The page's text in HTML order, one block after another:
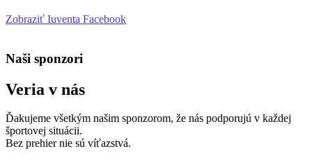
Zobraziť Iuventa Facebook
Naši sponzori
Veria v nás
Ďakujeme všetkým našim sponzorom, že nás podporujú v každej
športovej situácii.
Bez prehier nie sú víťazstvá.